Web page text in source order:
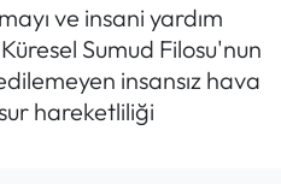
ve insani yardım
Sumud Filosu'nun
insansız hava
hareketliliği